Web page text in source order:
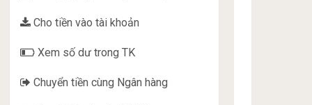
Cho tiền vào tài khoản
Xem số dư trong TK
Chuyển tiền cùng Ngân hàng